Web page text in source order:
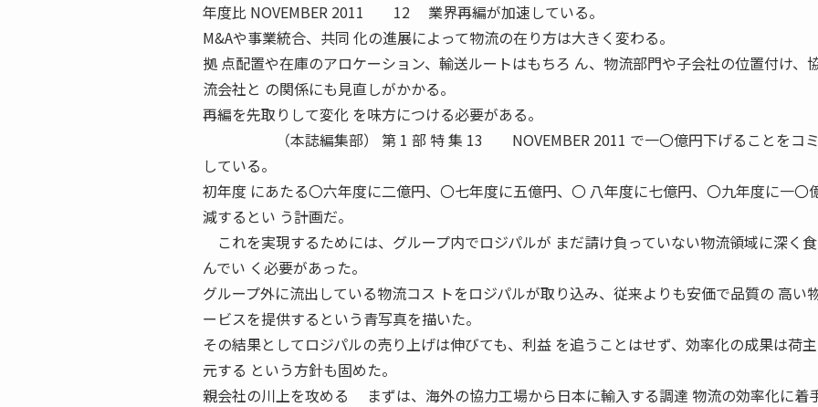
年度比 NOVEMBER 2011 12 業界再編が加速している。
M&Aや事業統合、共同 化の進展によって物流の在り方は大きく変わる。
拠 点配置や在庫のアロケーション、輸送ルートはもちろ ん、物流部門や子会社の位置付け、
流会社と の関係にも見直しがかかる。
再編を先取りして変化 を味方につける必要がある。
（本誌編集部） 第 1 部 特 集 13 NOVEMBER 2011 で一〇億円下げることをコ
している。
初年度 にあたる〇六年度に二億円、〇七年度に五億円、〇 八年度に七億円、〇九年度に一〇
減するとい う計画だ。
これを実現するためには、グループ内でロジパルが まだ請け負っていない物流領域に深く
んでい く必要があった。
グループ外に流出している物流コス トをロジパルが取り込み、従来よりも安価で品質の 高い
ービスを提供するという青写真を描いた。
その結果としてロジパルの売り上げは伸びても、利益 を追うことはせず、効率化の成果は荷
元する という方針も固めた。
親会社の川上を攻める まずは、海外の協力工場から日本に輸入する調達 物流の効率化に着